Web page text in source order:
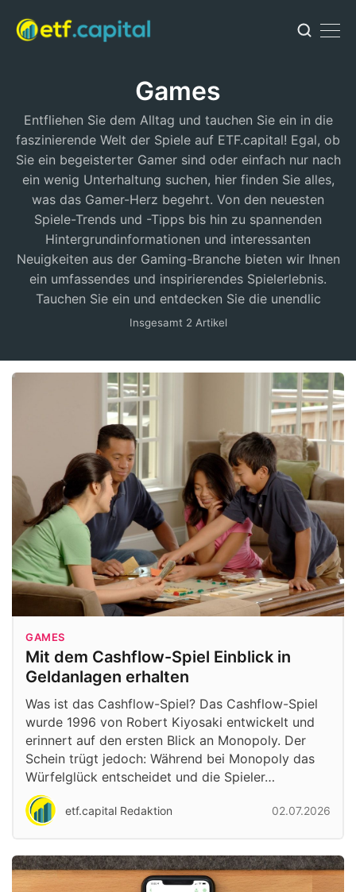
Games
Entfliehen Sie dem Alltag und tauchen Sie ein in die
faszinierende Welt der Spiele auf ETF.capital! Egal, ob
Sie ein begeisterter Gamer sind oder einfach nur nach
ein wenig Unterhaltung suchen, hier finden Sie alles,
was das Gamer-Herz begehrt. Von den neuesten
Spiele-Trends und -Tipps bis hin zu spannenden
Hintergrundinformationen und interessanten
Neuigkeiten aus der Gaming-Branche bieten wir Ihnen
ein umfassendes und inspirierendes Spielerlebnis.
Tauchen Sie ein und entdecken Sie die unendlic
Insgesamt 2 Artikel
GAMES
Mit dem Cashflow-Spiel Einblick in
Geldanlagen erhalten
Was ist das Cashflow-Spiel? Das Cashflow-Spiel
wurde 1996 von Robert Kiyosaki entwickelt und
erinnert auf den ersten Blick an Monopoly. Der
Schein trügt jedoch: Während bei Monopoly das
Würfelglück entscheidet und die Spieler…
etf.capital Redaktion 02.07.2026